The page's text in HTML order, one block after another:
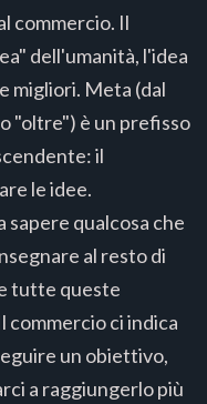
commercio. Il
dell'umanità, l'idea
migliori. Meta (dal
"oltre") è un prefisso
il
le idee.
sapere qualcosa che
al resto di
tutte queste
ci indica
un obiettivo,
a raggiungerlo più